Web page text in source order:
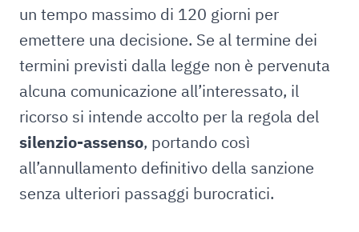
un tempo massimo di 120 giorni per
emettere una decisione. Se al termine dei
termini previsti dalla legge non è pervenuta
alcuna comunicazione all’interessato, il
ricorso si intende accolto per la regola del
silenzio-assenso, portando così
all’annullamento definitivo della sanzione
senza ulteriori passaggi burocratici.